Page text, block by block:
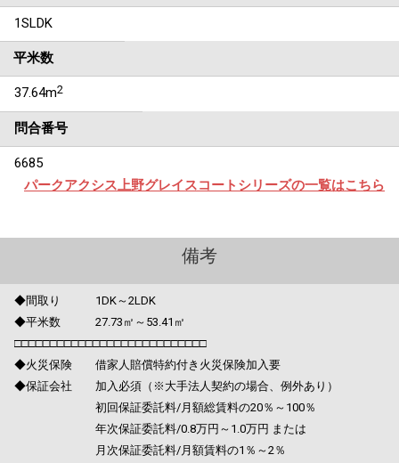
1SLDK
平米数
37.64m2
問合番号
6685
パークアクシス上野グレイスコートシリーズの一覧はこちら
備考
◆間取り 1DK～2LDK
◆平米数 27.73㎡～53.41㎡
□□□□□□□□□□□□□□□□□□□□□□□□□□□
◆火災保険 借家人賠償特約付き火災保険加入要
◆保証会社 加入必須（※大手法人契約の場合、例外あり）
初回保証委託料/月額総賃料の20％～100％
年次保証委託料/0.8万円～1.0万円 または
月次保証委託料/月額賃料の1％～2％